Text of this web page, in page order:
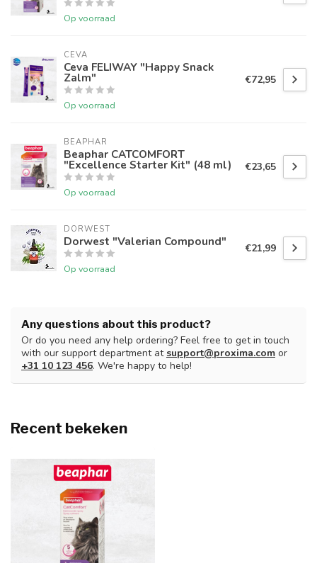
Op voorraad
CEVA
Ceva FELIWAY "Happy Snack
Zalm"
Op voorraad
€72,95
BEAPHAR
Beaphar CATCOMFORT
"Excellence Starter Kit" (48 ml)
Op voorraad
€23,65
DORWEST
Dorwest "Valerian Compound"
Op voorraad
€21,99
Any questions about this product?
Or do you need any help ordering? Feel free to get in touch
with our support department atsupport@proxima.com or
+31 10 123 456. We're happy to help!
Recent bekeken